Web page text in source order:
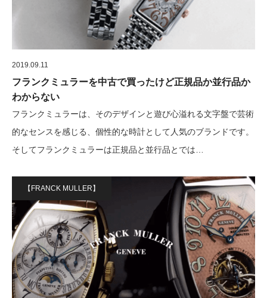
2019.09.11
フランクミュラーを中古で買ったけど正規品か並行品か
わからない
フランクミュラーは、そのデザインと遊び心溢れる文字盤で芸術
的なセンスを感じる、個性的な時計として人気のブランドです。
そしてフランクミュラーは正規品と並行品とでは…
【FRANCK MULLER】